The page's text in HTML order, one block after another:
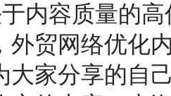
内容质量的
外贸网络优化
大家分享的自